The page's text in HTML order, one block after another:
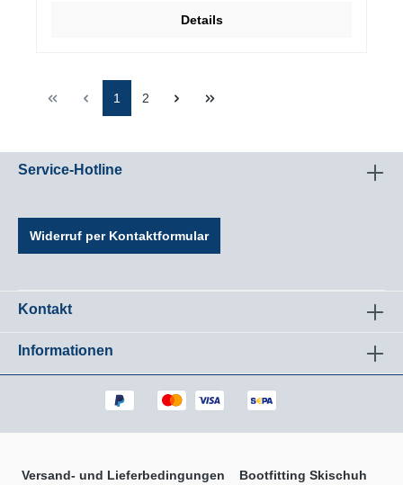
Details
1 2
Service-Hotline
Widerruf per Kontaktformular
Kontakt
Informationen
Versand- und Lieferbedingungen Bootfitting Skischuh